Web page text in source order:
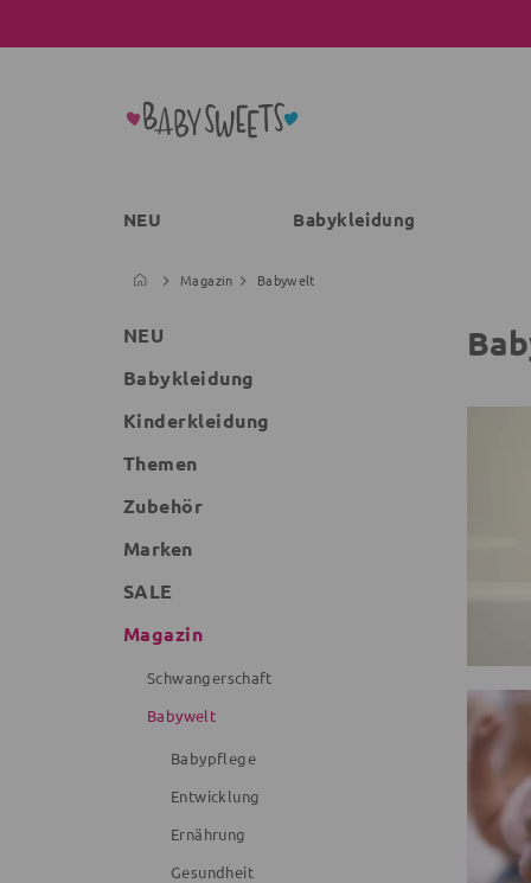
NEU Babykleidung
Magazin Babywelt
NEU
Babykleidung
Kinderkleidung
Themen
Zubehör
Marken
SALE
Magazin
Schwangerschaft
Babywelt
Babypflege
Entwicklung
Ernährung
Gesundheit